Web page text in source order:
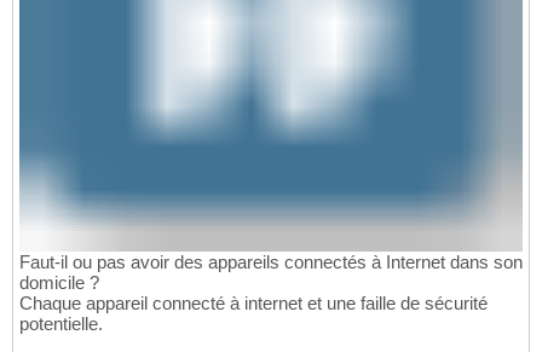
Faut-il ou pas avoir des appareils connectés à Internet dans son
domicile ?
Chaque appareil connecté à internet et une faille de sécurité
potentielle.